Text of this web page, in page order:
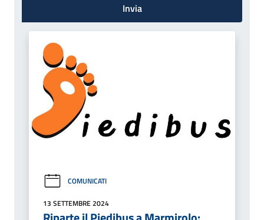
Invia
COMUNICATI
13 SETTEMBRE 2024